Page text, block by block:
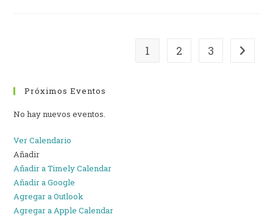
1 2 3 Ir a la
Próximos Eventos
No hay nuevos eventos.
Ver Calendario
Añadir
Añadir a Timely Calendar
Añadir a Google
Agregar a Outlook
Agregar a Apple Calendar